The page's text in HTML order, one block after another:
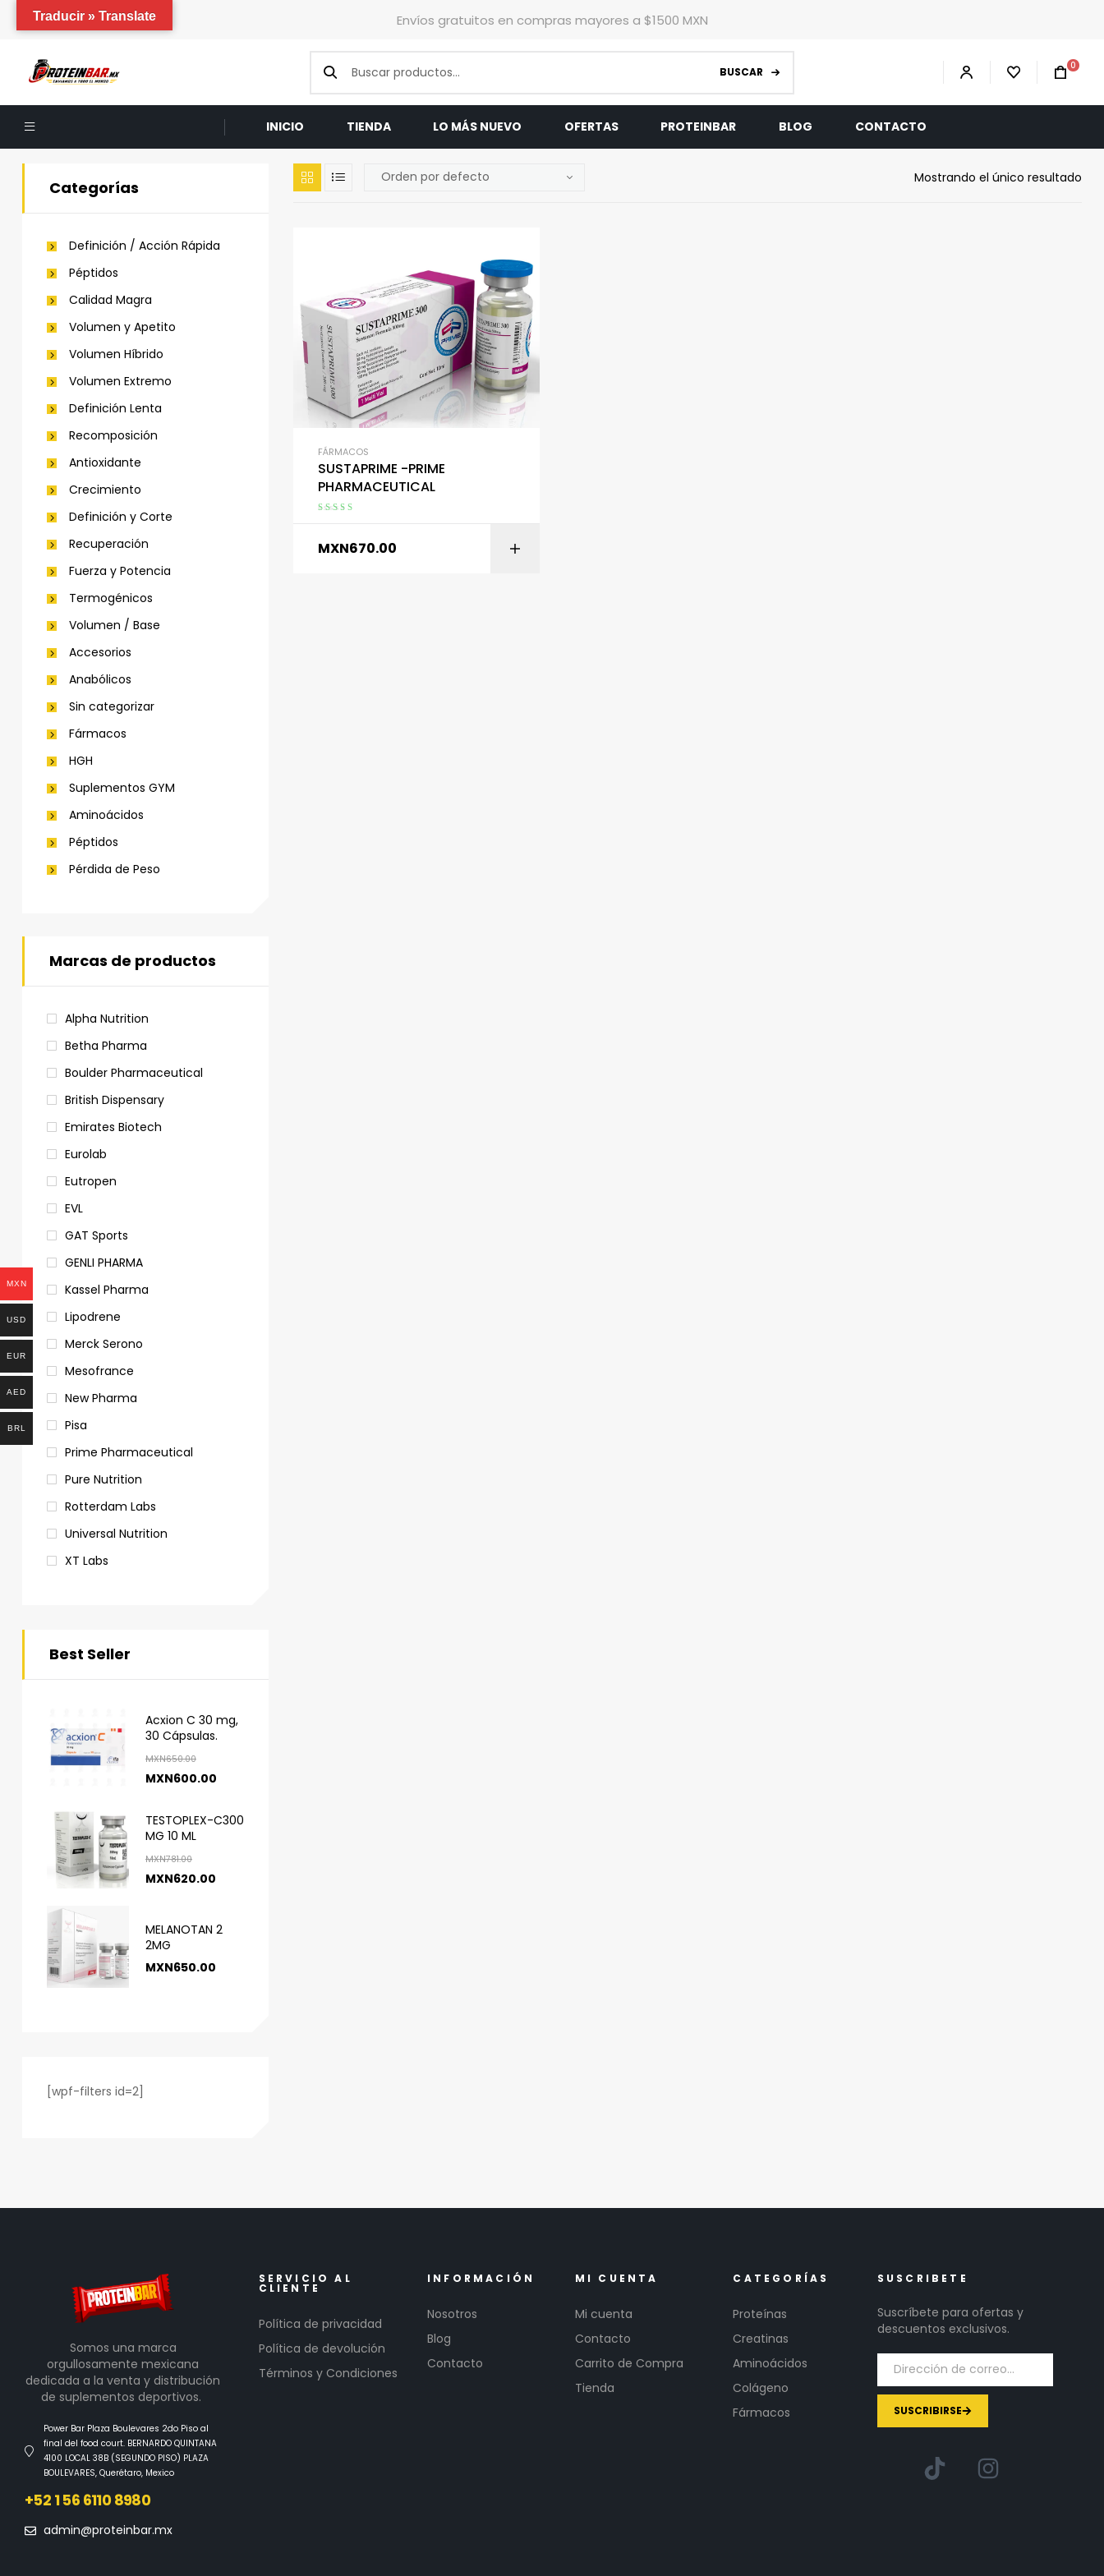
Envíos gratuitos en compras mayores a $1500 MXN
BUSCAR 0
INICIO TIENDA LO MÁS NUEVO OFERTAS PROTEINBAR BLOG CONTACTO
Mostrando el único resultado
FÁRMACOS
SUSTAPRIME -PRIME
PHARMACEUTICAL
MXN670.00
Categorías
Definición / Acción Rápida
Péptidos
Calidad Magra
Volumen y Apetito
Volumen Híbrido
Volumen Extremo
Definición Lenta
Recomposición
Antioxidante
Crecimiento
Definición y Corte
Recuperación
Fuerza y Potencia
Termogénicos
Volumen / Base
Accesorios
Anabólicos
Sin categorizar
Fármacos
HGH
Suplementos GYM
Aminoácidos
Péptidos
Pérdida de Peso
Marcas de productos
Alpha Nutrition
Betha Pharma
Boulder Pharmaceutical
British Dispensary
Emirates Biotech
Eurolab
Eutropen
EVL
GAT Sports
GENLI PHARMA
Kassel Pharma
Lipodrene
Merck Serono
Mesofrance
New Pharma
Pisa
Prime Pharmaceutical
Pure Nutrition
Rotterdam Labs
Universal Nutrition
XT Labs
Best Seller
Acxion C 30 mg,
30 Cápsulas.
MXN650.00
MXN600.00
TESTOPLEX-C300
MG 10 ML
MXN781.00
MXN620.00
MELANOTAN 2
2MG
MXN650.00
[wpf-filters id=2]
Somos una marca
orgullosamente mexicana
dedicada a la venta y distribución
de suplementos deportivos.
Power Bar Plaza Boulevares 2do Piso al
final del food court. BERNARDO QUINTANA
4100 LOCAL 38B (SEGUNDO PISO) PLAZA
BOULEVARES, Querétaro, Mexico
+52 1 56 6110 8980
admin@proteinbar.mx
SERVICIO AL
CLIENTE
Política de privacidad
Política de devolución
Términos y Condiciones
INFORMACIÓN
Nosotros
Blog
Contacto
MI CUENTA
Mi cuenta
Contacto
Carrito de Compra
Tienda
CATEGORÍAS
Proteínas
Creatinas
Aminoácidos
Colágeno
Fármacos
SUSCRIBETE
Suscríbete para ofertas y
descuentos exclusivos.
SUSCRIBIRSE
Traducir » Translate
MXN
USD
EUR
AED
BRL